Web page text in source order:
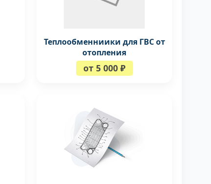
Теплообменниики для ГВС от
отопления
от 5 000 ₽